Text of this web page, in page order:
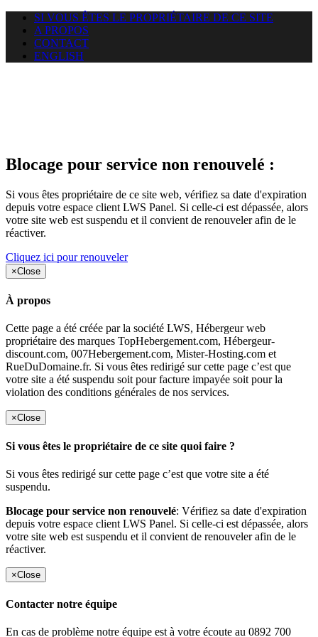
SI VOUS ÊTES LE PROPRIÉTAIRE DE CE SITE
A PROPOS
CONTACT
ENGLISH
Blocage pour service non renouvelé :
Si vous êtes propriétaire de ce site web, vérifiez sa date d'expiration
depuis votre espace client LWS Panel. Si celle-ci est dépassée, alors
votre site web est suspendu et il convient de renouveler afin de le
réactiver.
Cliquez ici pour renouveler
×Close
À propos
Cette page a été créée par la société LWS, Hébergeur web
propriétaire des marques TopHebergement.com, Hébergeur-
discount.com, 007Hebergement.com, Mister-Hosting.com et
RueDuDomaine.fr. Si vous êtes redirigé sur cette page c’est que
votre site a été suspendu soit pour facture impayée soit pour la
violation des conditions générales de nos services.
×Close
Si vous êtes le propriétaire de ce site quoi faire ?
Si vous êtes redirigé sur cette page c’est que votre site a été
suspendu.
Blocage pour service non renouvelé: Vérifiez sa date d'expiration
depuis votre espace client LWS Panel. Si celle-ci est dépassée, alors
votre site web est suspendu et il convient de renouveler afin de le
réactiver.
×Close
Contacter notre équipe
En cas de problème notre équipe est à votre écoute au 0892 700